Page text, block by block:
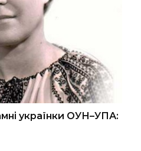
українки ОУН–УПА: